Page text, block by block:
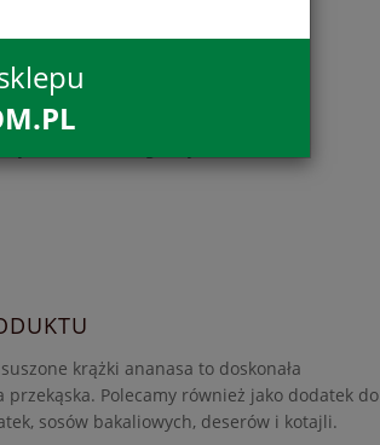
suszone* 100%
krążki ananasa to doskonała
przekąska. Polecamy również jako dodatek do
sosów bakaliowych, deserów i kotajli.